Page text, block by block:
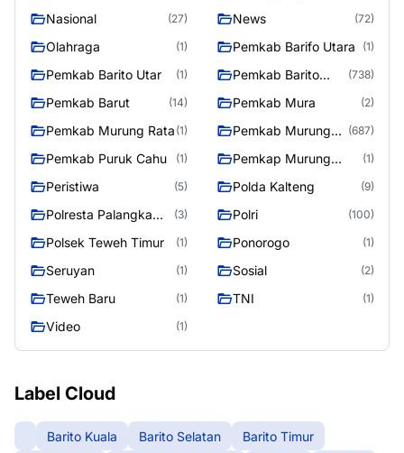
Nasional (27) News (72)
Olahraga (1) Pemkab Barifo Utara (1)
Pemkab Barito Utar (1)
Pemkab Barito
(738)
Pemkab Barut (14) Pemkab Mura (2)
Pemkab Murung Rata (1)
Pemkab Murung
(687)
Pemkab Puruk Cahu (1)
Pemkap Murung
(1)
Peristiwa (5) Polda Kalteng (9)
Polresta Palangka
(3) Polri (100)
Polsek Teweh Timur (1) Ponorogo (1)
Seruyan (1) Sosial (2)
Teweh Baru (1) TNI (1)
Video (1)
Label Cloud
Barito Kuala Barito Selatan
Barito Timur